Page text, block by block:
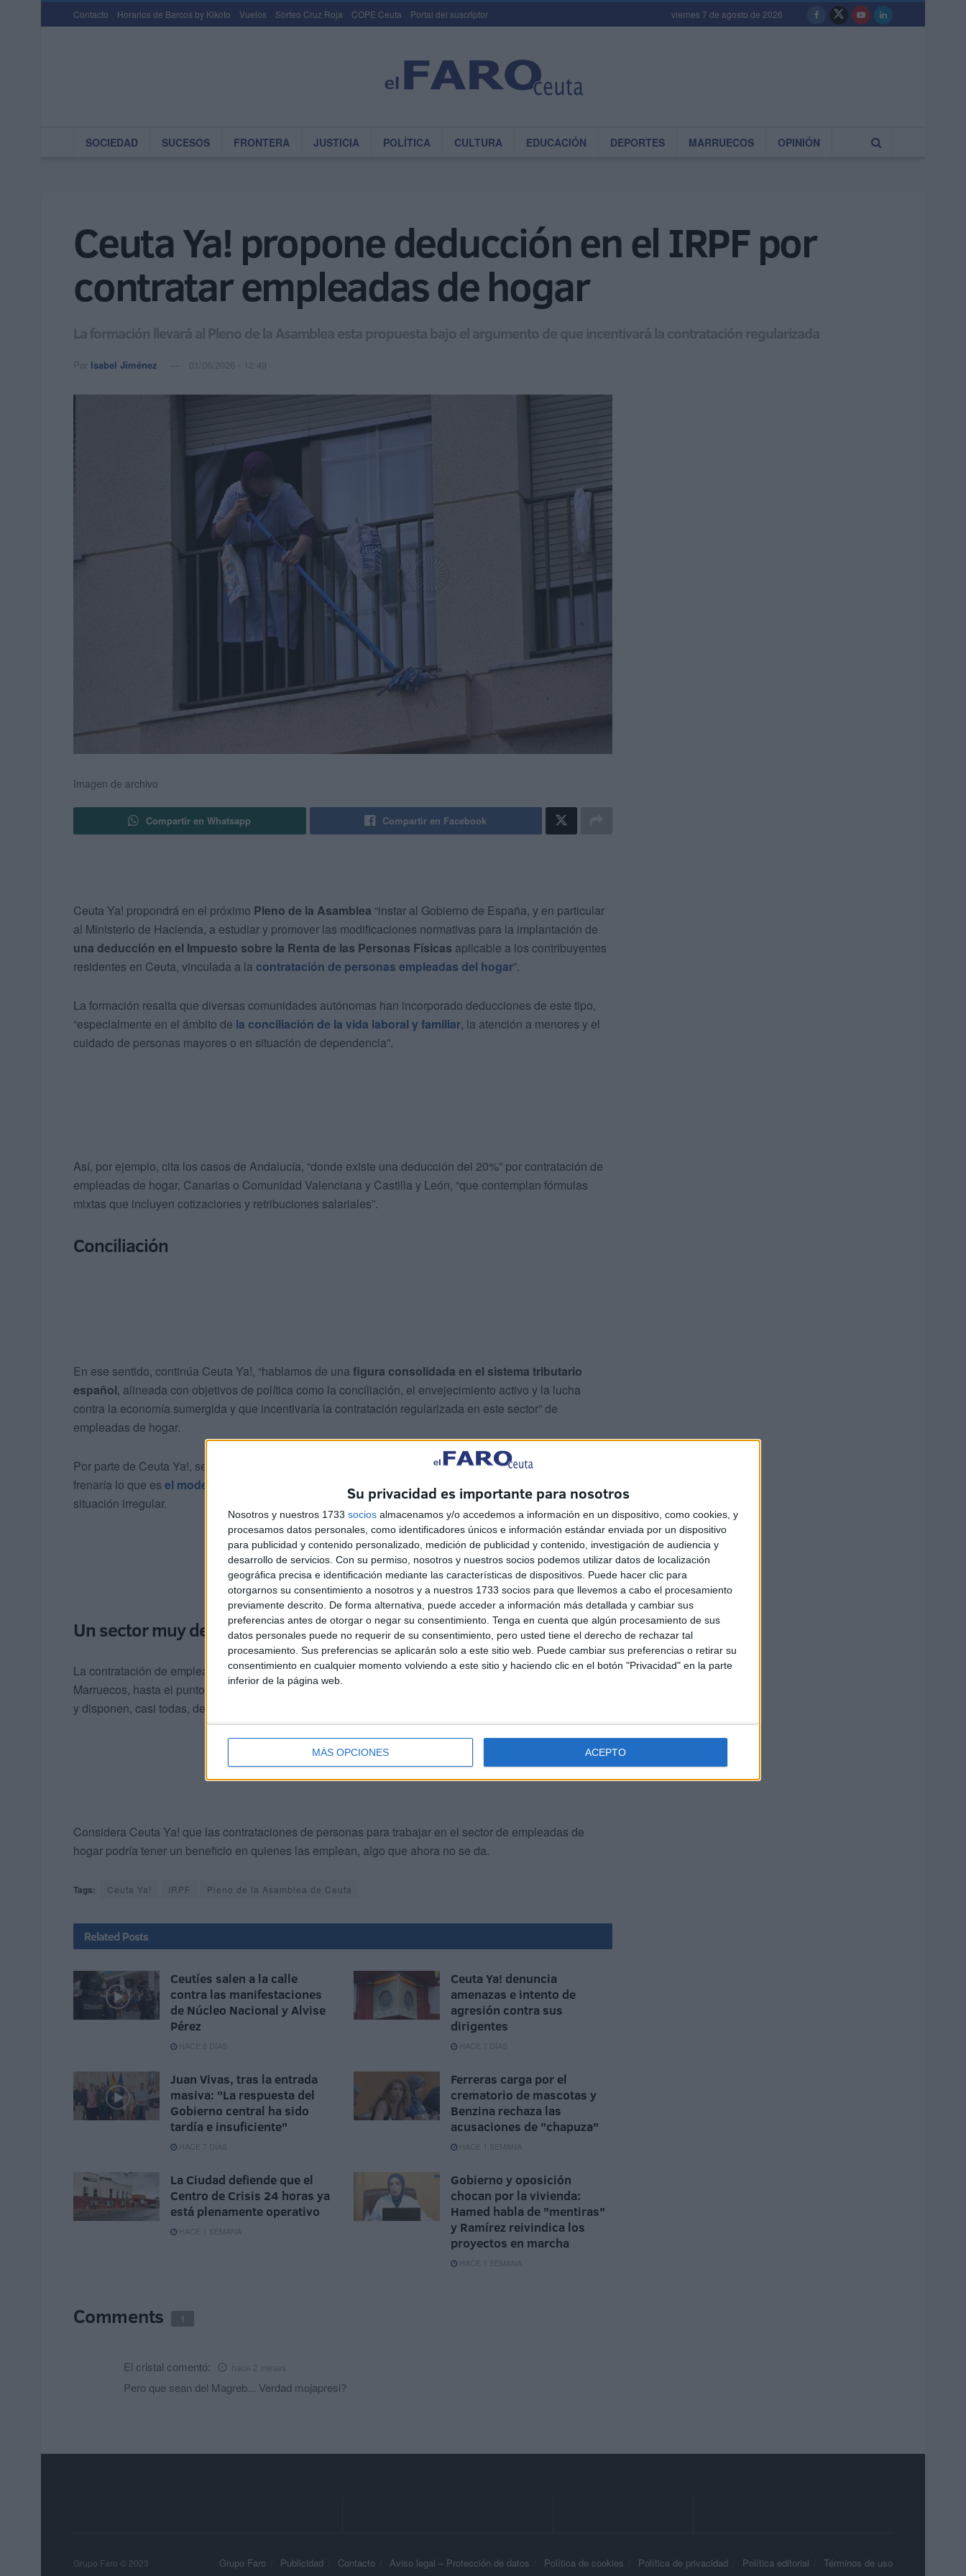
Su privacidad es importante para nosotros
Nosotros y nuestros 1733 socios almacenamos y/o accedemos a información en un dispositivo, como cookies, y
procesamos datos personales, como identificadores únicos e información estándar enviada por un dispositivo
para publicidad y contenido personalizado, medición de publicidad y contenido, investigación de audiencia y
desarrollo de servicios. Con su permiso, nosotros y nuestros socios podemos utilizar datos de localización
geográfica precisa e identificación mediante las características de dispositivos. Puede hacer clic para
otorgarnos su consentimiento a nosotros y a nuestros 1733 socios para que llevemos a cabo el procesamiento
previamente descrito. De forma alternativa, puede acceder a información más detallada y cambiar sus
preferencias antes de otorgar o negar su consentimiento. Tenga en cuenta que algún procesamiento de sus
datos personales puede no requerir de su consentimiento, pero usted tiene el derecho de rechazar tal
procesamiento. Sus preferencias se aplicarán solo a este sitio web. Puede cambiar sus preferencias o retirar su
consentimiento en cualquier momento volviendo a este sitio y haciendo clic en el botón "Privacidad" en la parte
inferior de la página web.
MÁS OPCIONES ACEPTO
Contacto Horarios de Barcos by Kikoto Vuelos Sorteo Cruz Roja COPE Ceuta Portal del suscriptor viernes 7 de agosto de 2026
SOCIEDAD SUCESOS FRONTERA JUSTICIA POLÍTICA CULTURA EDUCACIÓN DEPORTES MARRUECOS OPINIÓN
Ceuta Ya! propone deducción en el IRPF por
contratar empleadas de hogar
La formación llevará al Pleno de la Asamblea esta propuesta bajo el argumento de que incentivará la contratación regularizada
Por Isabel Jiménez 01/06/2026 - 12:49
Imagen de archivo
Compartir en Whatsapp Compartir en Facebook
Ceuta Ya! propondrá en el próximo Pleno de la Asamblea “instar al Gobierno de España, y en particular
al Ministerio de Hacienda, a estudiar y promover las modificaciones normativas para la implantación de
una deducción en el Impuesto sobre la Renta de las Personas Físicas aplicable a los contribuyentes
residentes en Ceuta, vinculada a la contratación de personas empleadas del hogar”.
La formación resalta que diversas comunidades autónomas han incorporado deducciones de este tipo,
“especialmente en el ámbito de la conciliación de la vida laboral y familiar, la atención a menores y el
cuidado de personas mayores o en situación de dependencia”.
Así, por ejemplo, cita los casos de Andalucía, “donde existe una deducción del 20%” por contratación de
empleadas de hogar, Canarias o Comunidad Valenciana y Castilla y León, “que contemplan fórmulas
mixtas que incluyen cotizaciones y retribuciones salariales”.
Conciliación
En ese sentido, continúa Ceuta Ya!, “hablamos de una figura consolidada en el sistema tributario
español, alineada con objetivos de política como la conciliación, el envejecimiento activo y la lucha
contra la economía sumergida y que incentivaría la contratación regularizada en este sector” de
empleadas de hogar.
Por parte de Ceuta Ya!, se considera que esta medida puede ser positivo para la ciudad autónoma ya que
frenaría lo que es el modelo de disponer de empleadas de hogar sin contrato
situación irregular.
Un sector muy dependiente de Marruecos
La contratación de empleadas de hogar en Ceuta se convierte en un sector muy dependiente de
Marruecos, hasta el punto de que la amplia mayoría de contratadas proceden de las zonas norte del país
y disponen, casi todas, de permiso de trabajo y residencia.
Considera Ceuta Ya! que las contrataciones de personas para trabajar en el sector de empleadas de
hogar podría tener un beneficio en quienes las emplean, algo que ahora no se da.
Tags: Ceuta Ya! IRPF Pleno de la Asamblea de Ceuta
Related Posts
Ceutíes salen a la calle
contra las manifestaciones
de Núcleo Nacional y Alvise
Pérez
HACE 6 DÍAS
Ceuta Ya! denuncia
amenazas e intento de
agresión contra sus
dirigentes
HACE 7 DÍAS
Juan Vivas, tras la entrada
masiva: "La respuesta del
Gobierno central ha sido
tardía e insuficiente"
HACE 7 DÍAS
Ferreras carga por el
crematorio de mascotas y
Benzina rechaza las
acusaciones de "chapuza"
HACE 1 SEMANA
La Ciudad defiende que el
Centro de Crisis 24 horas ya
está plenamente operativo
HACE 1 SEMANA
Gobierno y oposición
chocan por la vivienda:
Hamed habla de "mentiras"
y Ramírez reivindica los
proyectos en marcha
HACE 1 SEMANA
Comments 1
El cristal comentó: hace 2 meses
Pero que sean del Magreb... Verdad mojapresi?
Grupo Faro Publicidad Contacto Aviso legal – Protección de datos Política de cookies Política de privacidad Política editorial Términos de uso
Grupo Faro © 2023